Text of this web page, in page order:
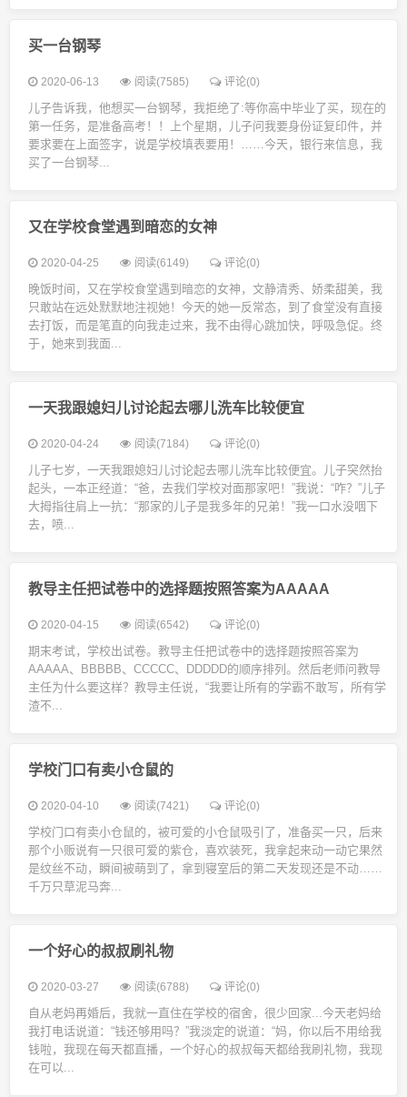
买一台钢琴
2020-06-13 阅读(7585) 评论(0)
儿子告诉我，他想买一台钢琴，我拒绝了:等你高中毕业了买，现在的
第一任务，是准备高考！！上个星期，儿子问我要身份证复印件，并
要求要在上面签字，说是学校填表要用！……今天，银行来信息，我
买了一台钢琴...
又在学校食堂遇到暗恋的女神
2020-04-25 阅读(6149) 评论(0)
晚饭时间，又在学校食堂遇到暗恋的女神，文静清秀、娇柔甜美，我
只敢站在远处默默地注视她！今天的她一反常态，到了食堂没有直接
去打饭，而是笔直的向我走过来，我不由得心跳加快，呼吸急促。终
于，她来到我面...
一天我跟媳妇儿讨论起去哪儿洗车比较便宜
2020-04-24 阅读(7184) 评论(0)
儿子七岁，一天我跟媳妇儿讨论起去哪儿洗车比较便宜。儿子突然抬
起头，一本正经道：“爸，去我们学校对面那家吧！”我说：“咋？”儿子
大拇指往肩上一抗：“那家的儿子是我多年的兄弟！”我一口水没咽下
去，喷...
教导主任把试卷中的选择题按照答案为AAAAA
2020-04-15 阅读(6542) 评论(0)
期末考试，学校出试卷。教导主任把试卷中的选择题按照答案为
AAAAA、BBBBB、CCCCC、DDDDD的顺序排列。然后老师问教导
主任为什么要这样？教导主任说，“我要让所有的学霸不敢写，所有学
渣不...
学校门口有卖小仓鼠的
2020-04-10 阅读(7421) 评论(0)
学校门口有卖小仓鼠的，被可爱的小仓鼠吸引了，准备买一只，后来
那个小贩说有一只很可爱的紫仓，喜欢装死，我拿起来动一动它果然
是纹丝不动，瞬间被萌到了，拿到寝室后的第二天发现还是不动……
千万只草泥马奔...
一个好心的叔叔刷礼物
2020-03-27 阅读(6788) 评论(0)
自从老妈再婚后，我就一直住在学校的宿舍，很少回家...今天老妈给
我打电话说道：“钱还够用吗？”我淡定的说道：“妈，你以后不用给我
钱啦，我现在每天都直播，一个好心的叔叔每天都给我刷礼物，我现
在可以...